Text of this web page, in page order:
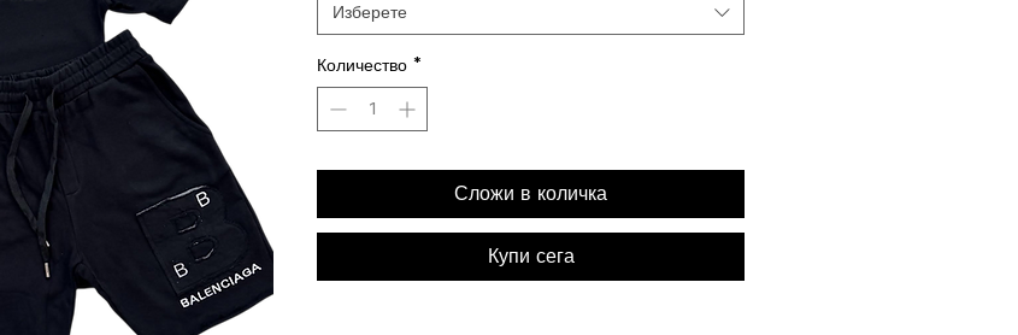
Изберете
Количество *
Сложи в количка
Купи сега